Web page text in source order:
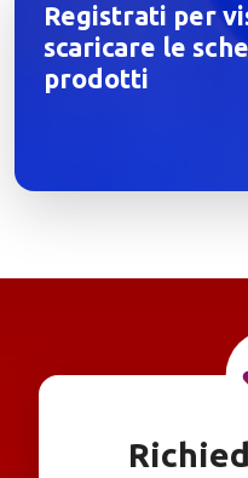
Registrati per
scaricare le
prodotti